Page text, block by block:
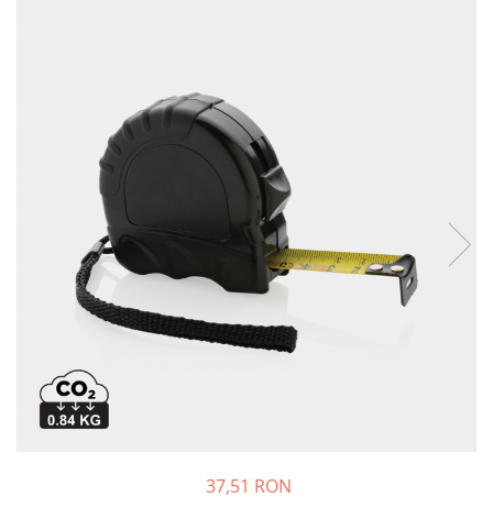
Organizatoare business
Birotica si papetarie
Hartie si articole din hartie
Bibliorafturi, caiete mecanice,
separatoare
Capsatoare, capse si perforatoare
Caiete si blocnotesuri
Dosare, folii protectie si mape
Accesorii diverse pentru birou
Etichetare si ambalare
Arhivare si depozitare
37,51 RON